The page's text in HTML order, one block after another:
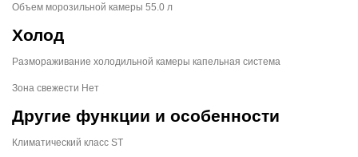
Объем морозильной камеры 55.0 л
Холод
Размораживание холодильной камеры капельная система
Зона свежести Нет
Другие функции и особенности
Климатический класс ST